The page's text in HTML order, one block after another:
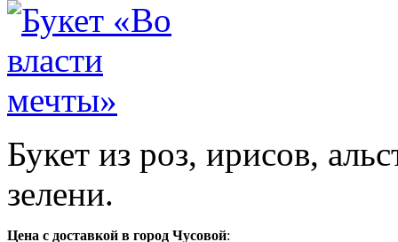
Букет из роз, ирисов,
зелени.
Цена с доставкой в город Чусовой: